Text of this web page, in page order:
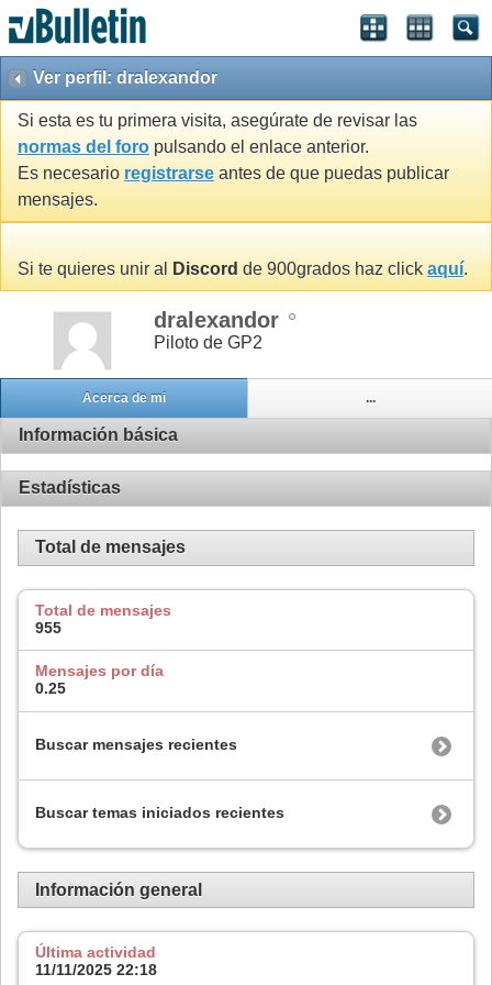
Ver perfil: dralexandor
Si esta es tu primera visita, asegúrate de revisar las
normas del foro pulsando el enlace anterior.
Es necesario registrarse antes de que puedas publicar
mensajes.
Si te quieres unir al Discord de 900grados haz click aquí.
dralexandor
Piloto de GP2
Acerca de mi ...
Información básica
Estadísticas
Total de mensajes
Total de mensajes
955
Mensajes por día
0.25
Buscar mensajes recientes
Buscar temas iniciados recientes
Información general
Última actividad
11/11/2025 22:18